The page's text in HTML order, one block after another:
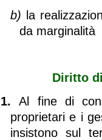
b) la
da marginalità
Diritto
1.Al fine di
proprietari e i
insistono sul